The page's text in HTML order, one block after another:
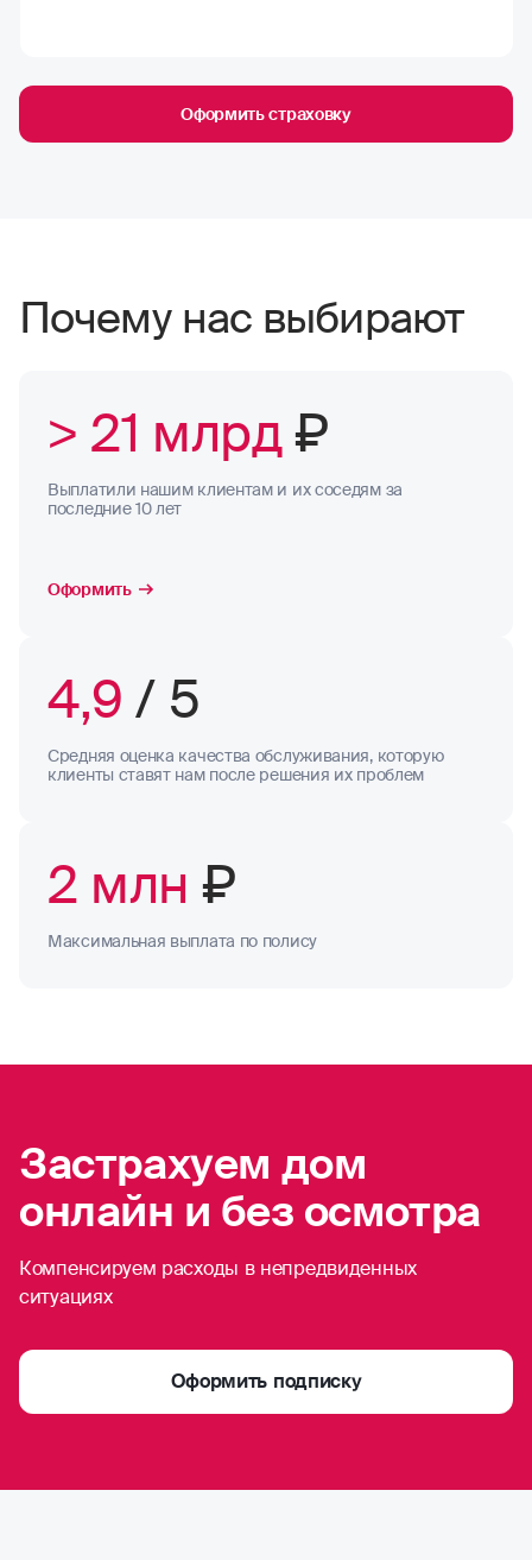
Оформить страховку
Почему нас выбирают
> 21 млрд₽
Выплатили нашим клиентам и их соседям за
последние 10 лет
Оформить
4,9 / 5
Средняя оценка качества обслуживания, которую
клиенты ставят нам после решения их проблем
2 млн ₽
Максимальная выплата по полису
Застрахуем дом
онлайн и без осмотра
Компенсируем расходы в непредвиденных
ситуациях
Оформить подписку